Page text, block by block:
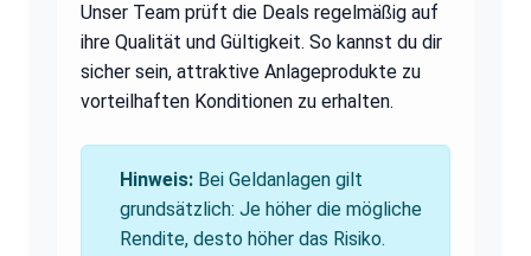
Unser Team prüft die Deals regelmäßig auf
ihre Qualität und Gültigkeit. So kannst du dir
sicher sein, attraktive Anlageprodukte zu
vorteilhaften Konditionen zu erhalten.
Hinweis: Bei Geldanlagen gilt
grundsätzlich: Je höher die mögliche
Rendite, desto höher das Risiko.